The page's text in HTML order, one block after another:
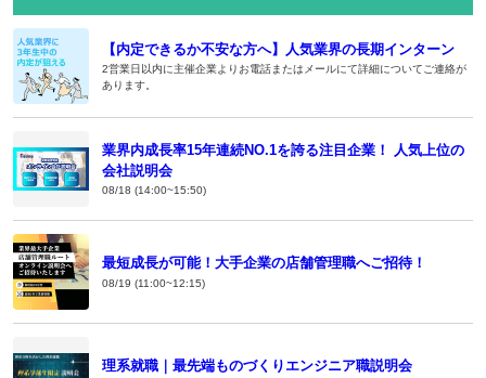
【内定できるか不安な方へ】人気業界の長期インターン
2営業日以内に主催企業よりお電話またはメールにて詳細についてご連絡が
あります。
業界内成長率15年連続NO.1を誇る注目企業！ 人気上位の
会社説明会
08/18 (14:00~15:50)
最短成長が可能！大手企業の店舗管理職へご招待！
08/19 (11:00~12:15)
理系就職｜最先端ものづくりエンジニア職説明会